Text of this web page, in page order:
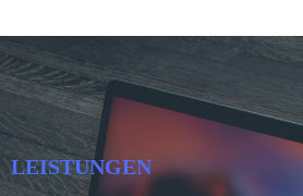
LEISTUNGEN